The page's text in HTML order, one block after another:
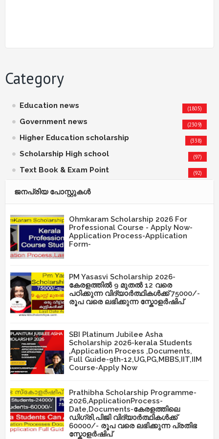
Category
Education news (1805)
Government news (2309)
Higher Education scholarship (338)
Scholarship High school (97)
Text Book & Exam Point (92)
ജനപ്രിയ പോസ്റ്റുകള്‍‌
Ohmkaram Scholarship 2026 For
Professional Course - Apply Now-
Application Process-Application
Form-
PM Yasasvi Scholarship 2026-
കേരളത്തിൽ 9 മുതൽ 12 വരെ
പഠിക്കുന്ന വിദ്യാർത്ഥികൾക്ക് 75000/-
രൂപ വരെ ലഭിക്കുന്ന സ്കോളർഷിപ്
SBI Platinum Jubilee Asha
Scholarship 2026-kerala Students
,Application Process ,Documents,
Full Guide-9th-12,UG,PG,MBBS,IIT,IIM
Course-Apply Now
Prathibha Scholarship Programme-
2026,ApplicationProcess-
Date,Documents-കേരളത്തിലെ
ഡിഗ്രി,പിജി വിദ്യാർത്ഥികൾക്ക്
60000/- രൂപ വരെ ലഭിക്കുന്ന പ്രതിഭ
സ്കോളർഷിപ്